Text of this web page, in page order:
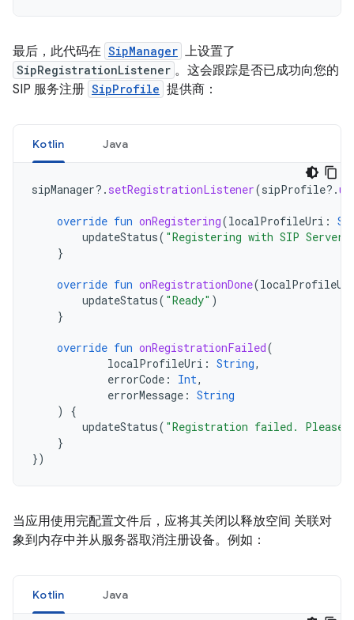
最后，此代码在 SipManager 上设置了
SipRegistrationListener 。这会跟踪是否已成功向您的
SIP 服务注册 SipProfile 提供商：
Kotlin Java
sipManager?. setRegistrationListener(sipProfile?.
override fun onRegistering(localProfileUri :
updateStatus( "Registering with SIP
}
override fun onRegistrationDone(
updateStatus( "Ready" )
}
override fun onRegistrationFailed(
localProfileUri : String,
errorCode : Int,
errorMessage : String
)
{
updateStatus( "Registration failed. Please
}
})
当应用使用完配置文件后，应将其关闭以释放空间 关联对
象到内存中并从服务器取消注册设备。例如：
Kotlin Java